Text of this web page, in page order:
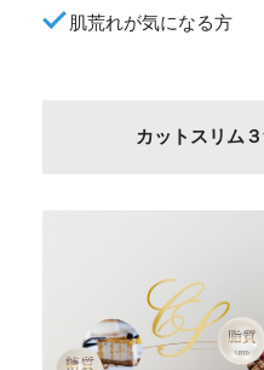
肌荒れが気になる方
カットスリム